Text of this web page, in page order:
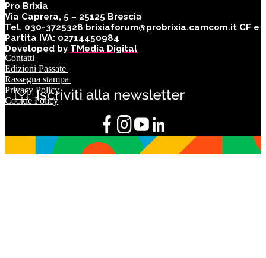
Pro Brixia
Via Caprera, 5 – 25125 Brescia
Tel. 030-3725328 brixiaforum@probrixia.camcom.it CF e
Partita IVA: 02714450984
Developed by TMedia Digital
Contatti
Edizioni Passate
Rassegna stampa
Privacy Policy
Cookie Policy